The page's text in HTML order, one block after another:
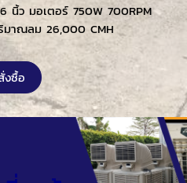
นิ้ว มอเตอร์ 750W 700RPM
มาณลม 26,000 CMH
งซื้อ